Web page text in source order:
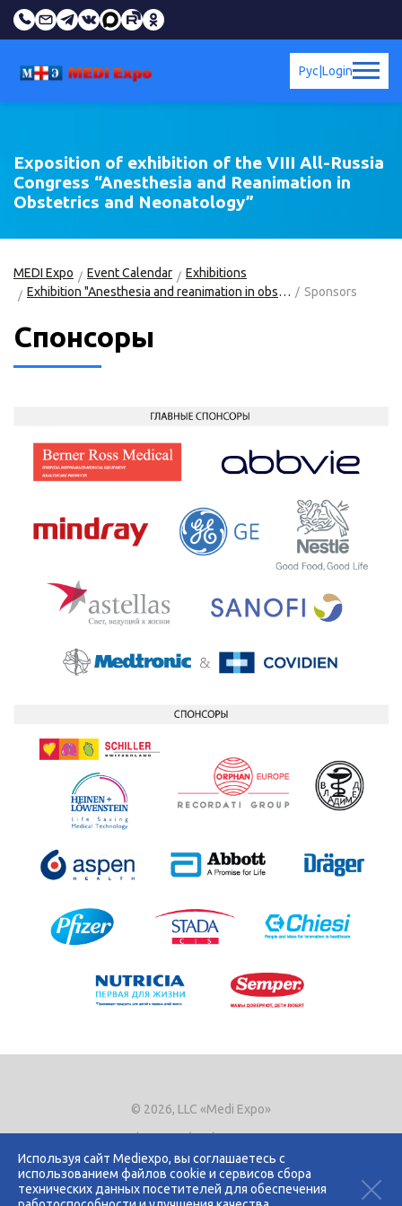
Используя сайт Mediexpo, вы соглашаетесь с
использованием файлов cookie и сервисов сбора
технических данных посетителей для обеспечения
Login
Рус
Exposition of exhibition of the VIII All-Russia
Congress “Anesthesia and Reanimation in
Obstetrics and Neonatology”
MEDI Expo Event Calendar
Exhibitions
Exhibition "Anesthesia and reanimation in obstetrics and neonatology"
Sponsors
Спонсоры
© 2026, LLC «Medi Expo»
Phone.+7 (495) 721-8866
E-mail:expo@mediexpo.ru
Контакты
Политика использования cookies